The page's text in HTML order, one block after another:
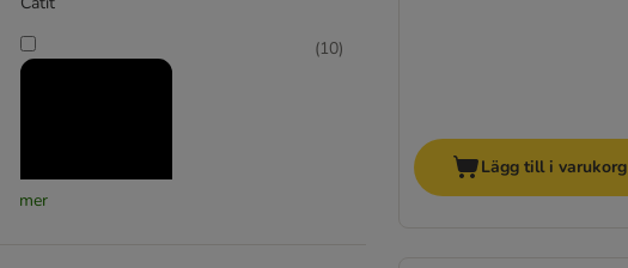
(10)
mer
Lägg till i varukorg